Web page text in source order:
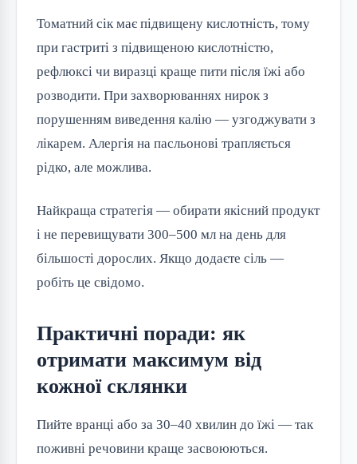
Томатний сік має підвищену кислотність, тому
при гастриті з підвищеною кислотністю,
рефлюксі чи виразці краще пити після їжі або
розводити. При захворюваннях нирок з
порушенням виведення калію — узгоджувати з
лікарем. Алергія на пасльонові трапляється
рідко, але можлива.
Найкраща стратегія — обирати якісний продукт
і не перевищувати 300–500 мл на день для
більшості дорослих. Якщо додаєте сіль —
робіть це свідомо.
Практичні поради: як
отримати максимум від
кожної склянки
Пийте вранці або за 30–40 хвилин до їжі — так
поживні речовини краще засвоюються.